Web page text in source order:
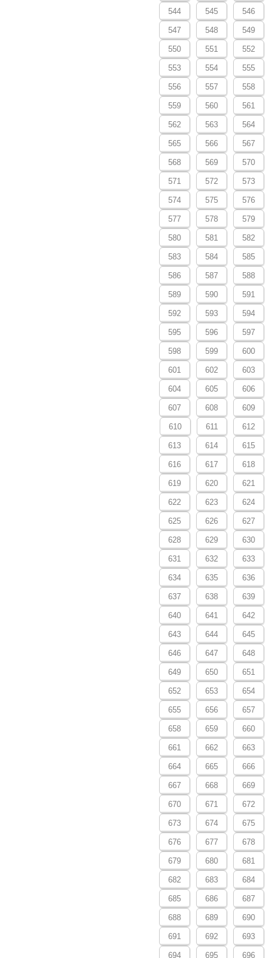
544 545 546
547 548 549
550 551 552
553 554 555
556 557 558
559 560 561
562 563 564
565 566 567
568 569 570
571 572 573
574 575 576
577 578 579
580 581 582
583 584 585
586 587 588
589 590 591
592 593 594
595 596 597
598 599 600
601 602 603
604 605 606
607 608 609
610 611 612
613 614 615
616 617 618
619 620 621
622 623 624
625 626 627
628 629 630
631 632 633
634 635 636
637 638 639
640 641 642
643 644 645
646 647 648
649 650 651
652 653 654
655 656 657
658 659 660
661 662 663
664 665 666
667 668 669
670 671 672
673 674 675
676 677 678
679 680 681
682 683 684
685 686 687
688 689 690
691 692 693
694 695 696